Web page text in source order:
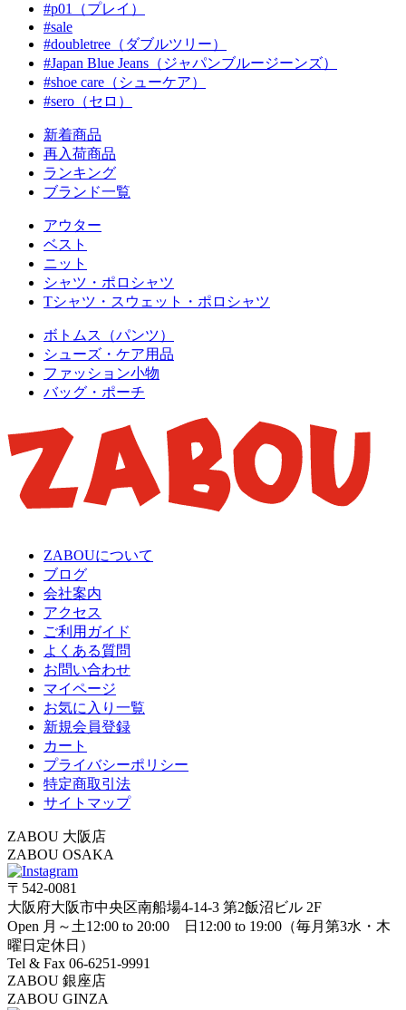
#p01（プレイ）
#sale
#doubletree（ダブルツリー）
#Japan Blue Jeans（ジャパンブルージーンズ）
#shoe care（シューケア）
#sero（セロ）
新着商品
再入荷商品
ランキング
ブランド一覧
アウター
ベスト
ニット
シャツ・ポロシャツ
Tシャツ・スウェット・ポロシャツ
ボトムス（パンツ）
シューズ・ケア用品
ファッション小物
バッグ・ポーチ
ZABOUについて
ブログ
会社案内
アクセス
ご利用ガイド
よくある質問
お問い合わせ
マイページ
お気に入り一覧
新規会員登録
カート
プライバシーポリシー
特定商取引法
サイトマップ
ZABOU 大阪店
ZABOU OSAKA
〒542-0081
大阪府大阪市中央区南船場4-14-3 第2飯沼ビル 2F
Open 月～土12:00 to 20:00 日12:00 to 19:00（毎月第3水・木
曜日定休日）
Tel & Fax 06-6251-9991
ZABOU 銀座店
ZABOU GINZA